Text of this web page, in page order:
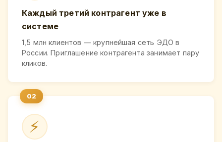
Каждый третий контрагент уже в
системе
1,5 млн клиентов — крупнейшая сеть ЭДО в
России. Приглашение контрагента занимает пару
кликов.
⚡